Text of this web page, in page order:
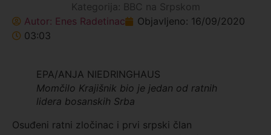
Kategorija: BBC na Srpskom
Autor: Enes Radetinac Objavljeno: 16/09/2020
03:03
EPA/ANJA NIEDRINGHAUS
Momčilo Krajišnik bio je jedan od ratnih
lidera bosanskih Srba
Osuđeni ratni zločinac i prvi srpski član